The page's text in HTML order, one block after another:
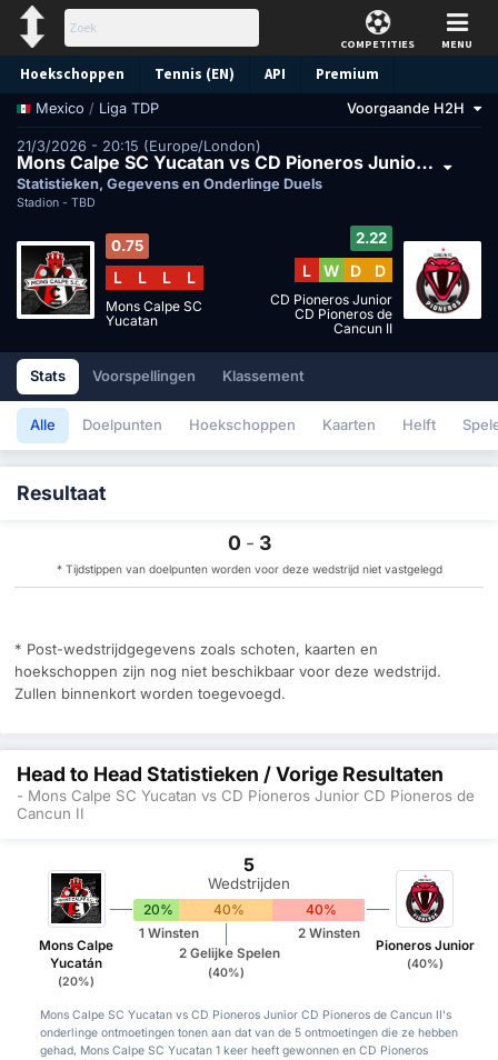
COMPETITIES MENU
Hoekschoppen Tennis (EN) API Premium
Voorspelling
Mexico / Liga TDP Voorgaande H2H
21/3/2026 - 20:15 (Europe/London)
Mons Calpe SC Yucatan vs CD Pioneros Junior CD Pioneros de Cancun II
Statistieken, Gegevens en Onderlinge Duels
Stadion - TBD
0.75
L L L L
Mons Calpe SC
Yucatan
2.22
L W D D
CD Pioneros Junior
CD Pioneros de
Cancun II
Stats Voorspellingen Klassement
Alle Doelpunten Hoekschoppen Kaarten Helft
Resultaat
0 - 3
* Tijdstippen van doelpunten worden voor deze wedstrijd niet vastgelegd
* Post-wedstrijdgegevens zoals schoten, kaarten en
hoekschoppen zijn nog niet beschikbaar voor deze wedstrijd.
Zullen binnenkort worden toegevoegd.
Head to Head Statistieken / Vorige Resultaten
- Mons Calpe SC Yucatan vs CD Pioneros Junior CD Pioneros de
Cancun II
Mons Calpe
Yucatán
(20%)
5
Wedstrijden
20% 40% 40%
1 Winsten
2 Gelijke Spelen
(40%)
2 Winsten
Pioneros Junior
(40%)
Mons Calpe SC Yucatan vs CD Pioneros Junior CD Pioneros de Cancun II's
onderlinge ontmoetingen tonen aan dat van de 5 ontmoetingen die ze hebben
gehad, Mons Calpe SC Yucatan 1 keer heeft gewonnen en CD Pioneros